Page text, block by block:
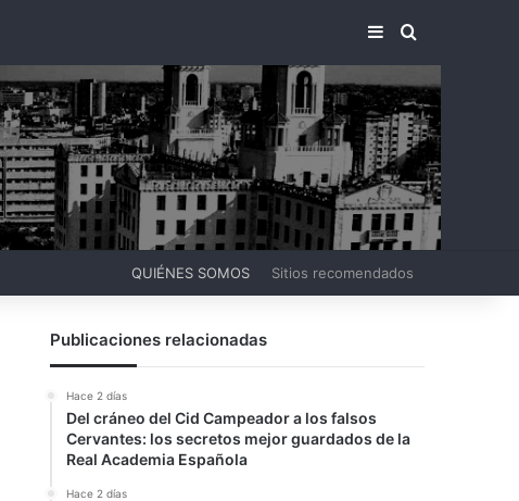
BARRA LATERAL
BUSCAR
QUIÉNES SOMOS Sitios recomendados
Publicaciones relacionadas
Hace 2 días
Del cráneo del Cid Campeador a los falsos
Cervantes: los secretos mejor guardados de la
Real Academia Española
Hace 2 días